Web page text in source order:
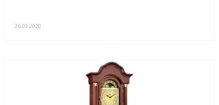
26.03.2020